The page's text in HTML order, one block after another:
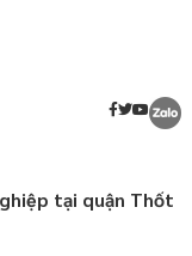
tại quận Thốt
chính do chậm